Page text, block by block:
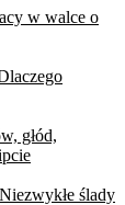
w walce o
głód,
ślady